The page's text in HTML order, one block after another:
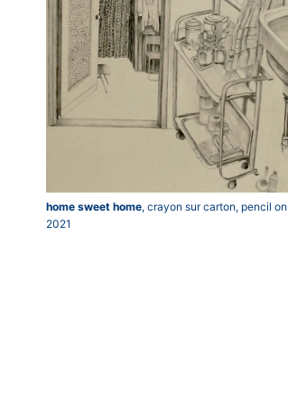
home sweet home, crayon sur carton, pencil
2021